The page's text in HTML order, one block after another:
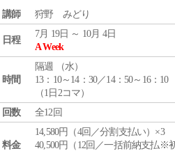
講師 狩野 みどり
日程
7月 19日 ～ 10月 4日
A Week
時間
隔週 （水）
13：10～14：30／14：50～16：10
（1日2コマ）
回数
全12回
料金
14,580円（4回／分割支払い）×3
40,500円（12回／一括前納支払※